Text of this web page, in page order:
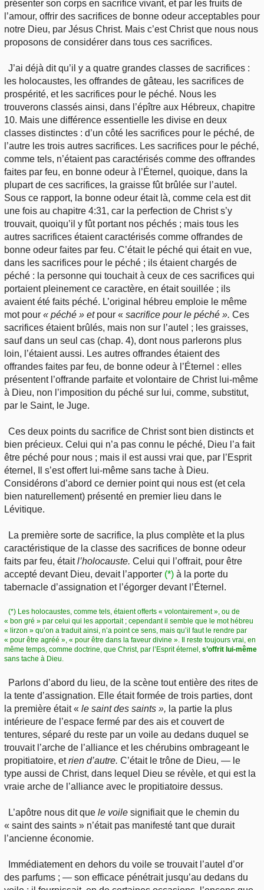
présenter son corps en sacrifice vivant, et par les fruits de
l’amour, offrir des sacrifices de bonne odeur acceptables pour
notre Dieu, par Jésus Christ. Mais c’est Christ que nous nous
proposons de considérer dans tous ces sacrifices.
J’ai déjà dit qu’il y a quatre grandes classes de sacrifices :
les holocaustes, les offrandes de gâteau, les sacrifices de
prospérité, et les sacrifices pour le péché. Nous les
trouverons classés ainsi, dans l’épître aux Hébreux, chapitre
10. Mais une différence essentielle les divise en deux
classes distinctes : d’un côté les sacrifices pour le péché, de
l’autre les trois autres sacrifices. Les sacrifices pour le péché,
comme tels, n’étaient pas caractérisés comme des offrandes
faites par feu, en bonne odeur à l’Éternel, quoique, dans la
plupart de ces sacrifices, la graisse fût brûlée sur l’autel.
Sous ce rapport, la bonne odeur était là, comme cela est dit
une fois au chapitre 4:31, car la perfection de Christ s’y
trouvait, quoiqu’il y fût portant nos péchés ; mais tous les
autres sacrifices étaient caractérisés comme offrandes de
bonne odeur faites par feu. C’était le péché qui était en vue,
dans les sacrifices pour le péché ; ils étaient chargés de
péché : la personne qui touchait à ceux de ces sacrifices qui
portaient pleinement ce caractère, en était souillée ; ils
avaient été faits péché. L’original hébreu emploie le même
mot pour « péché » et pour « sacrifice pour le péché ». Ces
sacrifices étaient brûlés, mais non sur l’autel ; les graisses,
sauf dans un seul cas (chap. 4), dont nous parlerons plus
loin, l’étaient aussi. Les autres offrandes étaient des
offrandes faites par feu, de bonne odeur à l’Éternel : elles
présentent l’offrande parfaite et volontaire de Christ lui-même
à Dieu, non l’imposition du péché sur lui, comme, substitut,
par le Saint, le Juge.
Ces deux points du sacrifice de Christ sont bien distincts et
bien précieux. Celui qui n’a pas connu le péché, Dieu l’a fait
être péché pour nous ; mais il est aussi vrai que, par l’Esprit
éternel, Il s’est offert lui-même sans tache à Dieu.
Considérons d’abord ce dernier point qui nous est (et cela
bien naturellement) présenté en premier lieu dans le
Lévitique.
La première sorte de sacrifice, la plus complète et la plus
caractéristique de la classe des sacrifices de bonne odeur
faits par feu, étaitl’holocauste. Celui qui l’offrait, pour être
accepté devant Dieu, devait l’apporter (*) à la porte du
tabernacle d’assignation et l’égorger devant l’Éternel.
(*) Les holocaustes, comme tels, étaient offerts « volontairement », ou de
« bon gré » par celui qui les apportait ; cependant il semble que le mot hébreu
« lirzon » qu’on a traduit ainsi, n’a point ce sens, mais qu’il faut le rendre par
« pour être agréé », « pour être dans la faveur divine ». Il reste toujours vrai, en
même temps, comme doctrine, que Christ, par l’Esprit éternel, s’offrit lui-même
sans tache à Dieu.
Parlons d’abord du lieu, de la scène tout entière des rites de
la tente d’assignation. Elle était formée de trois parties, dont
la première était « le saint des saints », la partie la plus
intérieure de l’espace fermé par des ais et couvert de
tentures, séparé du reste par un voile au dedans duquel se
trouvait l’arche de l’alliance et les chérubins ombrageant le
propitiatoire, etrien d’autre. C’était le trône de Dieu, — le
type aussi de Christ, dans lequel Dieu se révèle, et qui est la
vraie arche de l’alliance avec le propitiatoire dessus.
L’apôtre nous dit quele voilesignifiait que le chemin du
« saint des saints » n’était pas manifesté tant que durait
l’ancienne économie.
Immédiatement en dehors du voile se trouvait l’autel d’or
des parfums ; — son efficace pénétrait jusqu’au dedans du